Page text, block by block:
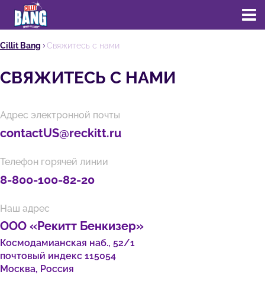
Cillit Bang Свяжитесь с нами
СВЯЖИТЕСЬ С НАМИ
Адрес электронной почты
contactUS@reckitt.ru
Телефон горячей линии
8-800-100-82-20
Наш адрес
ООО «Рекитт Бенкизер»
Космодамианская наб., 52/1
почтовый индекс 115054
Москва, Россия